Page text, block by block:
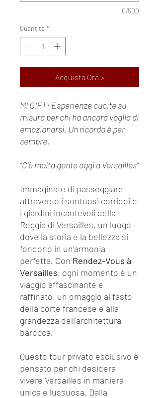
0/500
Quantità *
Acquista Ora >
MI GIFT: Esperienze cucite su
misura per chi ha ancora voglia di
emozionarsi. Un ricordo è per
sempre.
“C'è molta gente oggi a Versailles”
Immaginate di passeggiare
attraverso i sontuosi corridoi e
i giardini incantevoli della
Reggia di Versailles, un luogo
dove la storia e la bellezza si
fondono in un'armonia
perfetta. Con Rendez-Vous à
Versailles, ogni momento è un
viaggio affascinante e
raffinato, un omaggio al fasto
della corte francese e alla
grandezza dell'architettura
barocca.
Questo tour privato esclusivo è
pensato per chi desidera
vivere Versailles in maniera
unica e lussuosa. Dalla